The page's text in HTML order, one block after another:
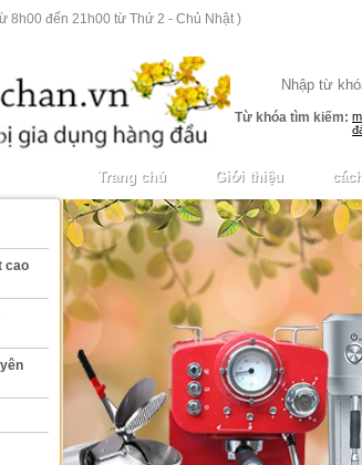
8h00 đến 21h00 từ Thứ 2 - Chủ Nhật )
Từ khóa tìm kiếm:
Trang chủ Giới thiệu
cao